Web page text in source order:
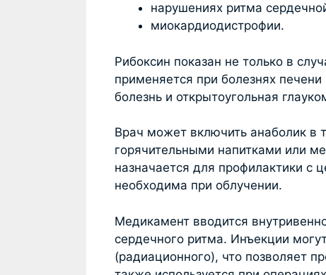
нарушениях ритма
миокардиодистрофии.
Рибоксин показан не только в
применяется при болезнях
болезнь и открытоугольная
Врач может включить анаболик в
горячительными напитками или
назначается для профилактики с
необходима при облучении.
Медикамент вводится
сердечного ритма. Инъекции
(радиационного), что позволяет